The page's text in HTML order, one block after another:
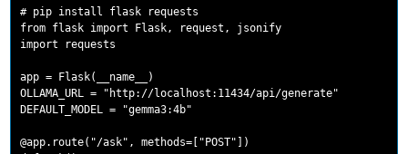
# pip install flask requests
from flask import Flask, request, jsonify
import requests
app = Flask(__name__)
OLLAMA_URL = "http://localhost:11434/api/generate"
DEFAULT_MODEL = "gemma3:4b"
@app.route("/ask", methods=["POST"])